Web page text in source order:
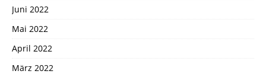
Juni 2022
Mai 2022
April 2022
März 2022